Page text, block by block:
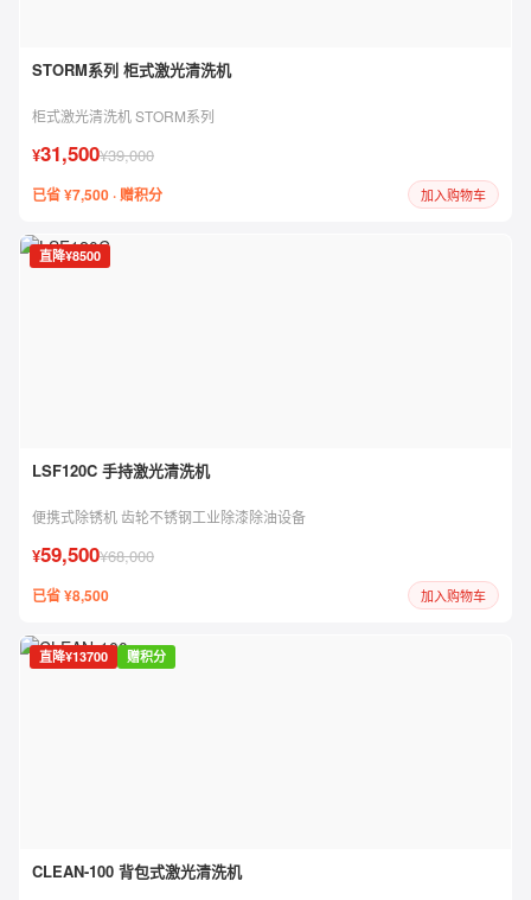
STORM系列 柜式激光清洗机
柜式激光清洗机 STORM系列
¥31,500¥39,000
已省 ¥7,500 · 赠积分 加入购物车
直降¥8500
LSF120C 手持激光清洗机
便携式除锈机 齿轮不锈钢工业除漆除油设备
¥59,500¥68,000
已省 ¥8,500 加入购物车
直降¥13700 赠积分
CLEAN-100 背包式激光清洗机